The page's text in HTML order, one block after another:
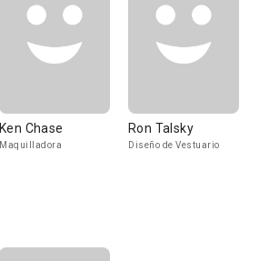
Ken Chase
Maquilladora
Ron Talsky
Diseño de Vestuario